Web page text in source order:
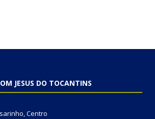
JESUS DO TOCANTINS
Centro